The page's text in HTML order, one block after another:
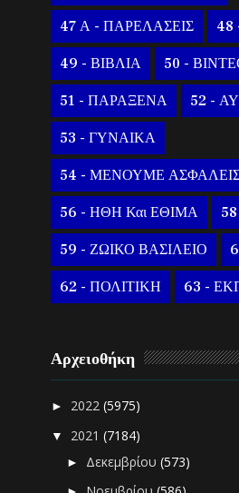
47 Α - ΠΑΡΕΛΑΣΕΙΣ 48
49 - ΒΙΒΛΙΑ 50 -
51 - ΠΑΡΑΞΕΝΑ 52 -
53 - ΓΥΝΑΙΚΑ
54 - ΜΕΝΟΥΜΕ
56 - ΗΘΗ Και ΕΘΙΜΑ
59 - ΖΩΙΚΟ ΒΑΣΙΛΕΙΟ
62 - ΠΟΛΙΤΙΚΗ 63 -
Αρχειοθήκη
► 2022(5975)
▼ 2021(7184)
► Δεκεμβρίου(573)